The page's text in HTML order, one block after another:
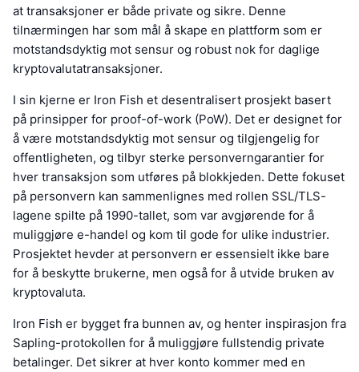
at transaksjoner er både private og sikre. Denne
tilnærmingen har som mål å skape en plattform som er
motstandsdyktig mot sensur og robust nok for daglige
kryptovalutatransaksjoner.
I sin kjerne er Iron Fish et desentralisert prosjekt basert
på prinsipper for proof-of-work (PoW). Det er designet for
å være motstandsdyktig mot sensur og tilgjengelig for
offentligheten, og tilbyr sterke personverngarantier for
hver transaksjon som utføres på blokkjeden. Dette fokuset
på personvern kan sammenlignes med rollen SSL/TLS-
lagene spilte på 1990-tallet, som var avgjørende for å
muliggjøre e-handel og kom til gode for ulike industrier.
Prosjektet hevder at personvern er essensielt ikke bare
for å beskytte brukerne, men også for å utvide bruken av
kryptovaluta.
Iron Fish er bygget fra bunnen av, og henter inspirasjon fra
Sapling-protokollen for å muliggjøre fullstendig private
betalinger. Det sikrer at hver konto kommer med en